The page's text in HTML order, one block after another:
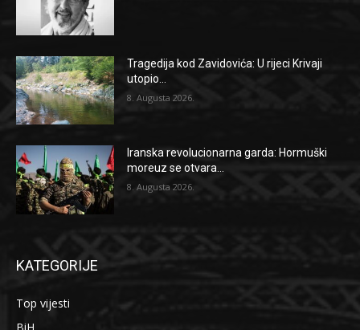
Tragedija kod Zavidovića: U rijeci Krivaji
utopio...
8. Augusta 2026.
Iranska revolucionarna garda: Hormuški
moreuz se otvara...
8. Augusta 2026.
KATEGORIJE
Top vijesti